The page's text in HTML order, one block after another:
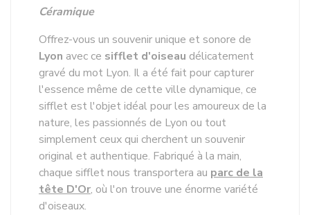
Céramique
Offrez-vous un souvenir unique et sonore de
Lyon avec ce sifflet d'oiseau délicatement
gravé du mot Lyon. Il a été fait pour capturer
l'essence même de cette ville dynamique, ce
sifflet est l'objet idéal pour les amoureux de la
nature, les passionnés de Lyon ou tout
simplement ceux qui cherchent un souvenir
original et authentique. Fabriqué à la main,
chaque sifflet nous transportera au parc de la
tête D'Or, où l'on trouve une énorme variété
d'oiseaux.